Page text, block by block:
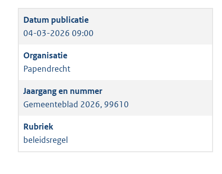
04-03-2026 09:00
Papendrecht
Gemeenteblad 2026, 99610
beleidsregel